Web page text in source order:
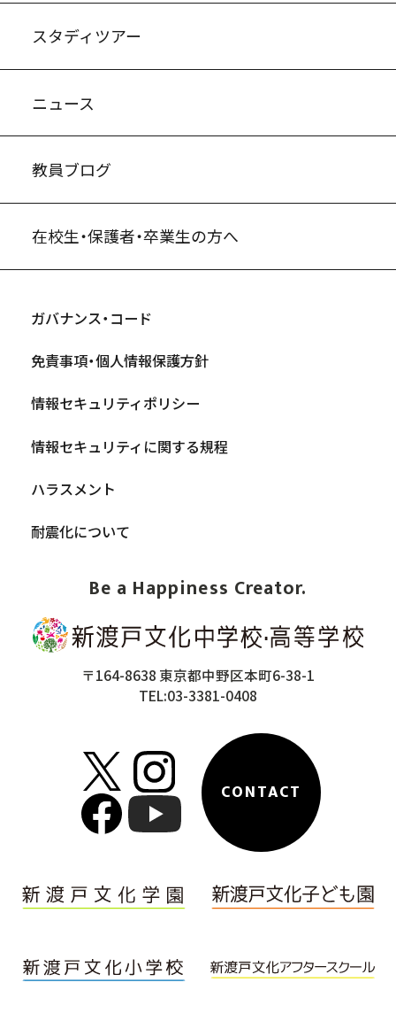
Be a Happiness Creator.
〒164-8638 東京都中野区本町6-38-1
TEL:03-3381-0408
CONTACT
スタディツアー
ニュース
教員ブログ
在校生・保護者・卒業生の方へ
ガバナンス・コード
免責事項・個人情報保護方針
情報セキュリティポリシー
情報セキュリティに関する規程
ハラスメント
耐震化について